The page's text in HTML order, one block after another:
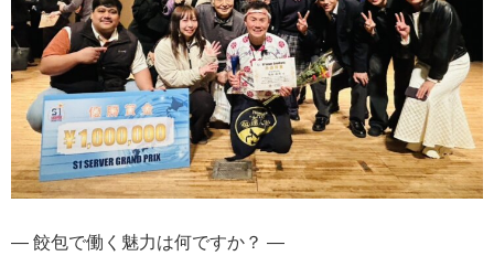
— 餃包で働く魅力は何ですか？ —